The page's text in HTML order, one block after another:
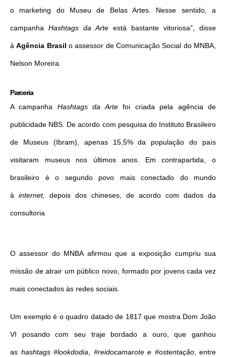
o marketing do Museu de Belas Artes. Nesse sentido, a
campanha Hashtags da Arte está bastante vitoriosa”, disse
àAgência Brasil o assessor de Comunicação Social do MNBA,
Nelson Moreira.
Parceria
A campanha Hashtags da Artefoi criada pela agência de
publicidade NBS. De acordo com pesquisa do Instituto Brasileiro
de Museus (Ibram), apenas 15,5% da população do país
visitaram museus nos últimos anos. Em contrapartida, o
brasileiro é o segundo povo mais conectado do mundo
à internet, depois dos chineses, de acordo com dados da
consultoria
O assessor do MNBA afirmou que a exposição cumpriu sua
missão de atrair um público novo, formado por jovens cada vez
mais conectados às redes sociais.
Um exemplo é o quadro datado de 1817 que mostra Dom João
VI posando com seu traje bordado a ouro, que ganhou
as hashtags #lookdodia #reidocamarote e #ostentação, entre